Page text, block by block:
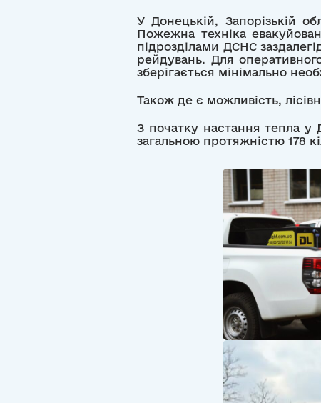
У Донецькій, Запорізькій
Пожежна техніка
підрозділами ДСНС
рейдувань. Для
зберігається мінімально
Також де є можливість,
З початку настання тепла у
загальною протяжністю 178